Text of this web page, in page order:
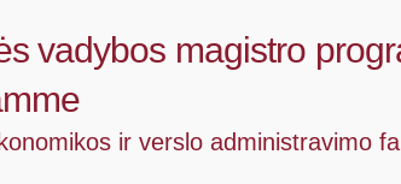
vadybos magistro
ir verslo administravimo